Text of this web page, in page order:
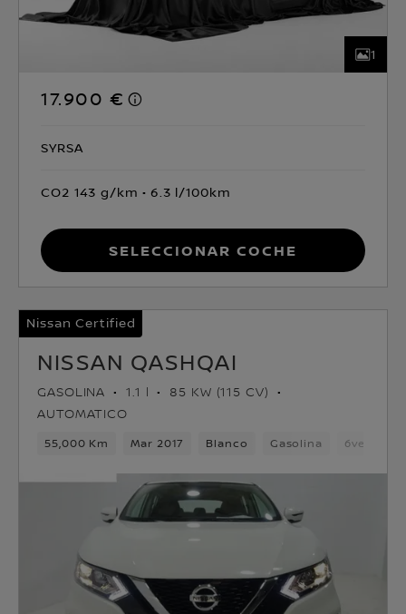
1
17.900 €
SYRSA
CO2 143 g/km 6.3 l/100km
Seleccionar coche
Nissan Certified
NISSAN QASHQAI
GASOLINA 1.1 l
85 KW (115 CV)
AUTOMATICO
55,000 Km Mar 2017 Blanco Gasolina